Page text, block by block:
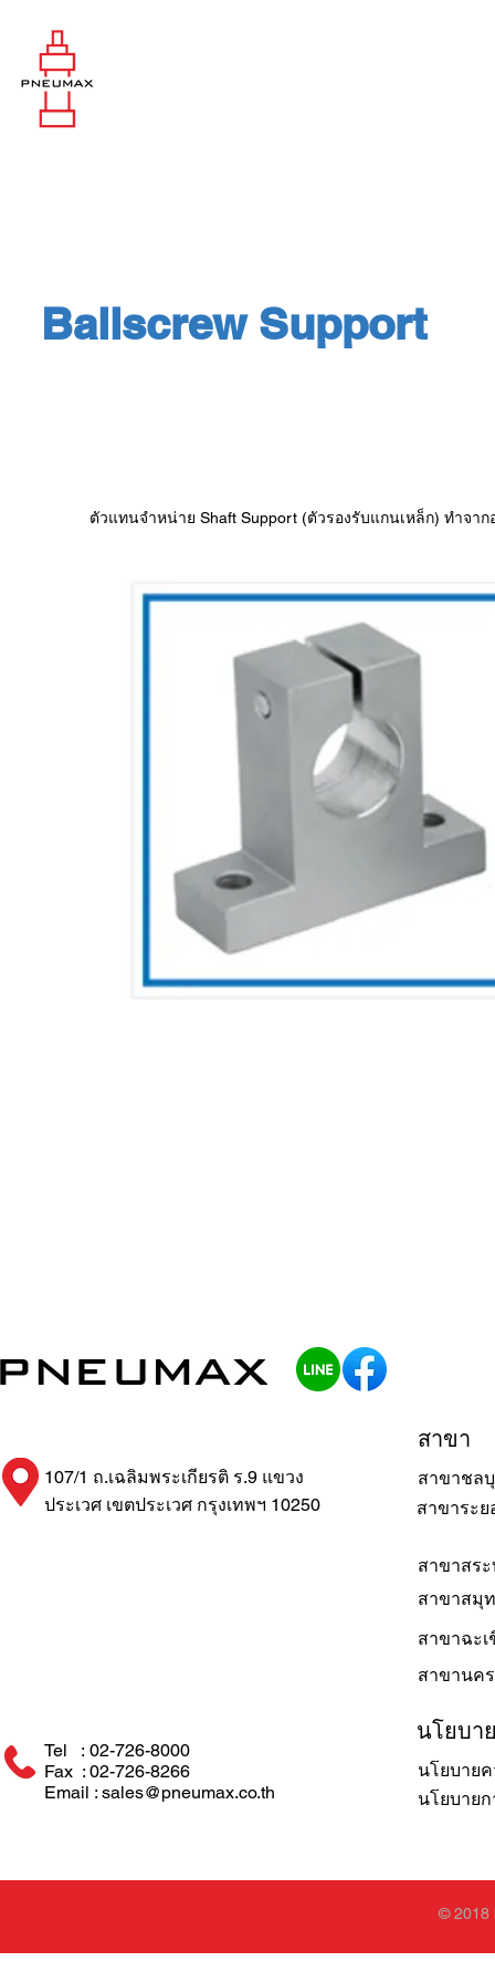
Ballscrew Support
ตัวแทนจำหน่าย Shaft Support (ตัวรองรับแกนเหล็ก) ทำจา
สาขาระย
107/1 ถ.เฉลิมพระเกียรติ ร.9 แขวง
ประเวศ เขตประเวศ กรุงเทพฯ 10250
สาขา
สาขาสร
สาขาชล
สาขาสมุ
สาขาฉะเ
สาขานค
Tel : 02-726-8000
Fax : 02-726-8266
Email : sales@pneumax.co.th
นโยบา
นโยบาย
นโยบาย
© 2018